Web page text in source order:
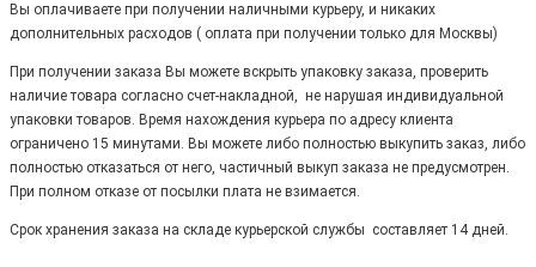
Вы оплачиваете при получении наличными курьеру, и никаких
дополнительных расходов ( оплата при получении только для Москвы)
При получении заказа Вы можете вскрыть упаковку заказа, проверить
наличие товара согласно счет-накладной, не нарушая индивидуальной
упаковки товаров. Время нахождения курьера по адресу клиента
ограничено 15 минутами. Вы можете либо полностью выкупить заказ, либо
полностью отказаться от него, частичный выкуп заказа не предусмотрен.
При полном отказе от посылки плата не взимается.
Срок хранения заказа на складе курьерской службы составляет 14 дней.